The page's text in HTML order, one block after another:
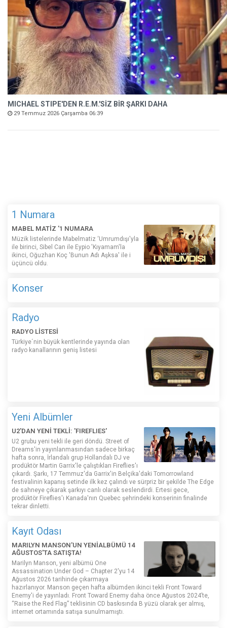
MICHAEL STIPE'DEN R.E.M.'SİZ BİR ŞARKI DAHA
29 Temmuz 2026 Çarşamba 06:39
1 Numara
MABEL MATİZ '1 NUMARA
Müzik listelerinde Mabelmatiz ‘Umrumdışı'yla
ile birinci, Sibel Can ile Eypio 'Kıyamam'la
ikinci, Oğuzhan Koç 'Bunun Adı Aşksa' ile i
üçüncü oldu.
Konser
Radyo
RADYO LİSTESİ
Türkiye´nin büyük kentlerinde yayında olan
radyo kanallarının geniş listesi
Yeni Albümler
U2'DAN YENİ TEKLİ: 'FIREFLIES'
U2 grubu yeni tekli ile geri döndü. Street of
Dreams'in yayınlanmasından sadece birkaç
hafta sonra, İrlandalı grup Hollandalı DJ ve
prodüktör Martin Garrix'le çalıştıkları Fireflies'ı
çıkardı. Şarkı, 17 Temmuz'da Garrix'in Belçika'daki Tomorrowland
festivalinin kapanış setinde ilk kez çalındı ​​ve sürpriz bir şekilde The Edge
de sahneye çıkarak şarkıyı canlı olarak seslendirdi. Ertesi gece,
prodüktör Fireflies'ı Kanada'nın Quebec şehrindeki konserinin finalinde
tekrar dinletti.
Kayıt Odası
MARILYN MANSON'UN YENİALBÜMÜ 14
AĞUSTOS'TA SATIŞTA!
Marilyn Manson, yeni albümü One
Assassination Under God – Chapter 2'yu 14
Ağustos 2026 tarihinde çıkarmaya
hazırlanıyor. Manson geçen hafta albümden ikinci tekli Front Toward
Enemy'i de yayınladı. Front Toward Enemy daha önce Ağustos 2024’te,
“Raise the Red Flag” teklisinin CD baskısında B yüzü olarak şer almış,
internet ortamında satışa sunulmamıştı.